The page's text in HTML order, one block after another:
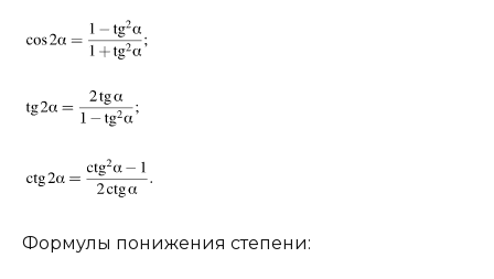
Формулы понижения степени: